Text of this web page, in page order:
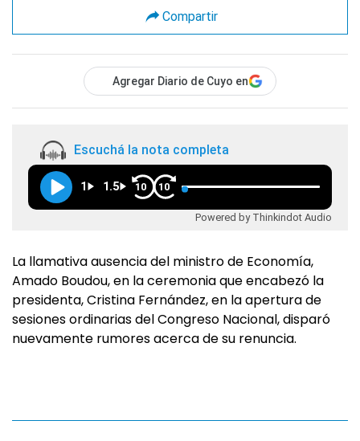
Compartir
Agregar Diario de Cuyo en
Escuchá la nota completa
1 1.5 10 10
Powered by Thinkindot Audio
La llamativa ausencia del ministro de Economía,
Amado Boudou, en la ceremonia que encabezó la
presidenta, Cristina Fernández, en la apertura de
sesiones ordinarias del Congreso Nacional, disparó
nuevamente rumores acerca de su renuncia.